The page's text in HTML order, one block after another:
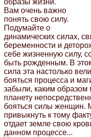
Вам очень важно
понять свою силу.
Подумайте о
динамических силах,
беременности и
себе жизненную силу,
быть рожденным. В
сила эта настолько
бояться процесса и
забыли, каким образом
планету
бояться силы женщин.
привыкнуть к тому
отдает земле свою
данном процессе...